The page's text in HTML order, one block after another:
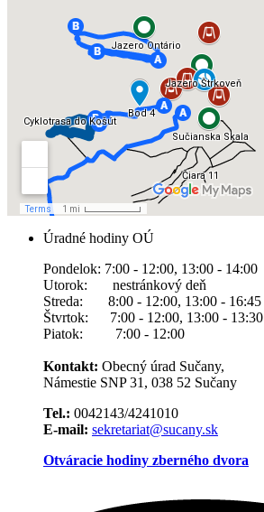
Úradné hodiny OÚ
Pondelok: 7:00 - 12:00, 13:00 - 14:00
Utorok: nestránkový deň
Streda: 8:00 - 12:00, 13:00 - 16:45
Štvrtok: 7:00 - 12:00, 13:00 - 13:30
Piatok: 7:00 - 12:00
Kontakt: Obecný úrad Sučany,
Námestie SNP 31, 038 52 Sučany
Tel.: 0042143/4241010
E-mail: sekretariat@sucany.sk
Otváracie hodiny zberného dvora